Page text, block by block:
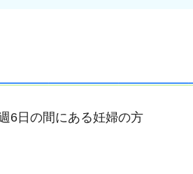
6日の間にある妊婦の方